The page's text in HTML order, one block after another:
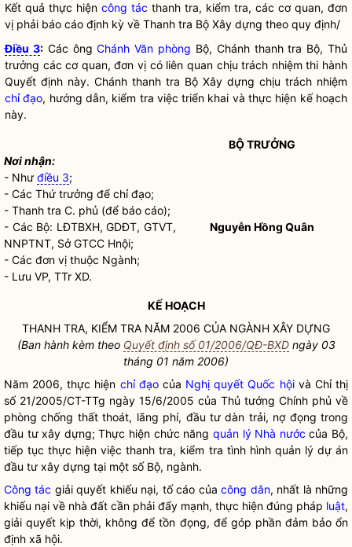
Kết quả thực hiện công tác thanh tra, kiểm tra, các cơ quan, đơn
vị phải báo cáo định kỳ về Thanh tra Bộ Xây dựng theo quy định/
Điều 3:Các ôngChánh Văn phòng Bộ, Chánh thanh tra Bộ, Thủ
trưởng các cơ quan, đơn vị có liên quan chịu trách nhiệm thi hành
Quyết định này. Chánh thanh tra Bộ Xây dựng chịu trách nhiệm
chỉ đạo, hướng dẫn, kiểm tra việc triển khai và thực hiện kế hoạch
này.
Nơi nhận:
- Như điều 3;
- Các Thứ trưởng để chỉ đạo;
- Thanh tra C. phủ (để báo cáo);
- Các Bộ: LĐTBXH, GDĐT, GTVT,
NNPTNT, Sở GTCC Hnội;
- Các đơn vị thuộc Ngành;
- Lưu VP, TTr XD.
BỘ TRƯỞNG
Nguyễn Hồng Quân
KẾ HOẠCH
THANH TRA, KIỂM TRA NĂM 2006 CỦA NGÀNH XÂY DỰNG
(Ban hành kèm theo Quyết định số 01/2006/QĐ-BXDngày 03
tháng 01 năm 2006)
Năm 2006, thực hiện chỉ đạocủa Nghị quyết Quốc hộivà Chỉ thị
số 21/2005/CT-TTg ngày 15/6/2005 của Thủ tướng Chính phủ về
phòng chống thất thoát, lãng phí, đầu tư dàn trải, nợ đọng trong
đầu tư xây dựng; Thực hiện chức năng quản lý Nhà nước của Bộ,
tiếp tục thực hiện việc thanh tra, kiểm tra tình hình quản lý dự án
đầu tư xây dựng tại một số Bộ, ngành.
Công tác giải quyết khiếu nại, tố cáo củacông dân, nhất là những
khiếu nại về nhà đất cần phải đẩy mạnh, thực hiện đúng pháp luật,
giải quyết kịp thời, không để tồn đọng, để góp phần đảm bảo ổn
định xã hội.